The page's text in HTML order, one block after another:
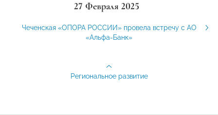
27 Февраля 2025
Чеченская «ОПОРА РОССИИ» провела встречу с АО
«Альфа-Банк»
Региональное развитие